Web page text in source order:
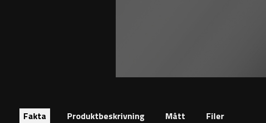
Fakta Produktbeskrivning Mått Filer